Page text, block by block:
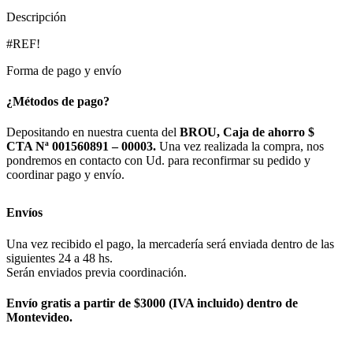
Descripción
#REF!
Forma de pago y envío
¿Métodos de pago?
Depositando en nuestra cuenta del BROU, Caja de ahorro $
CTA Nª 001560891 – 00003. Una vez realizada la compra, nos
pondremos en contacto con Ud. para reconfirmar su pedido y
coordinar pago y envío.
Envíos
Una vez recibido el pago, la mercadería será enviada dentro de las
siguientes 24 a 48 hs.
Serán enviados previa coordinación.
Envío gratis a partir de $3000 (IVA incluido) dentro de
Montevideo.